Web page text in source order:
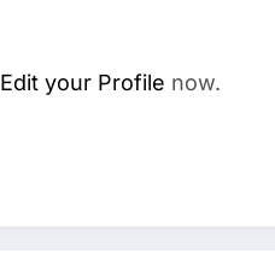
Edit your Profile now.